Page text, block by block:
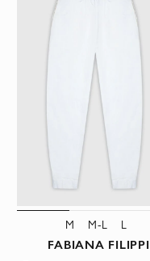
M M-L L
FABIANA FILIPPI